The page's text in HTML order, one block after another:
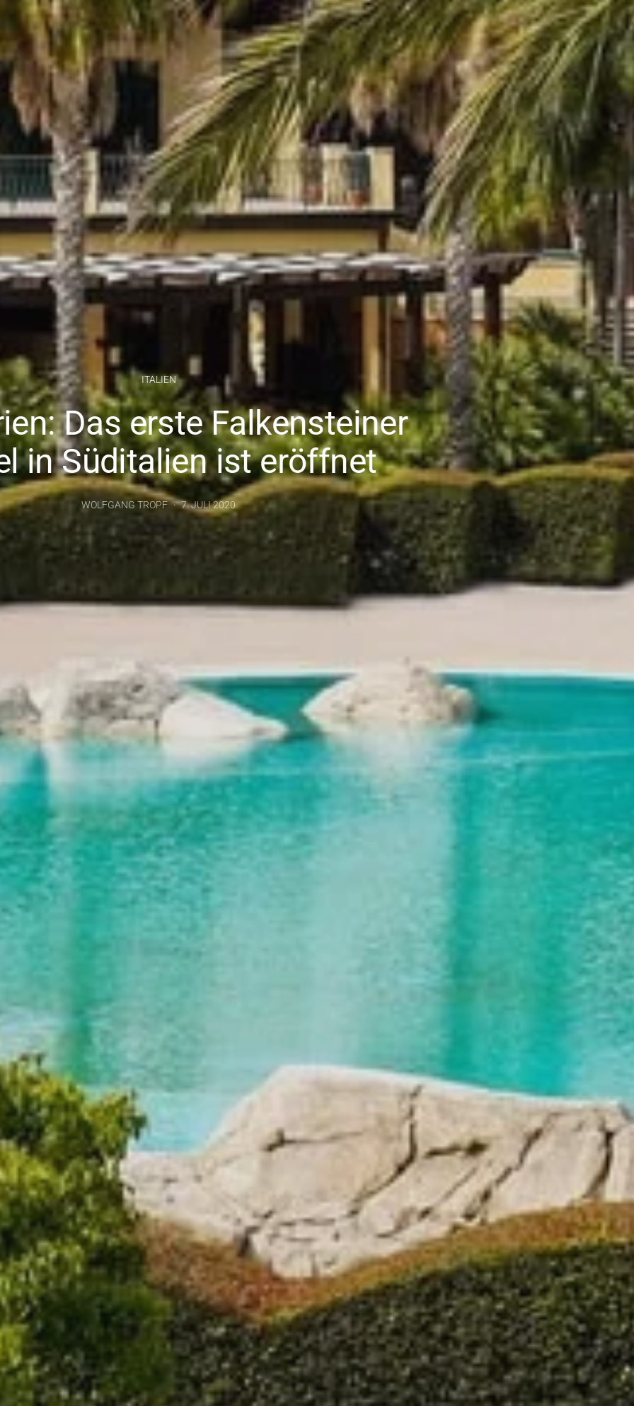
ITALIEN
Das erste Falkensteiner
in Süditalien ist eröffnet
WOLFGANG TROPF 7. JULI 2020